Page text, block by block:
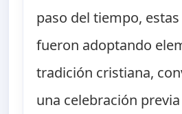
paso del tiempo,
fueron adoptando
tradición cristiana,
una celebración